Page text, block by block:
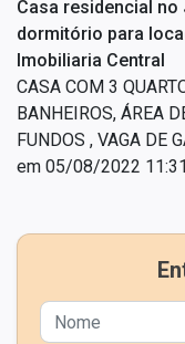
Casa residencial
dormitório para
Imobiliaria Central
CASA COM 3
BANHEIROS, ÁREA
FUNDOS , VAGA DE
em 05/08/2022 11:31